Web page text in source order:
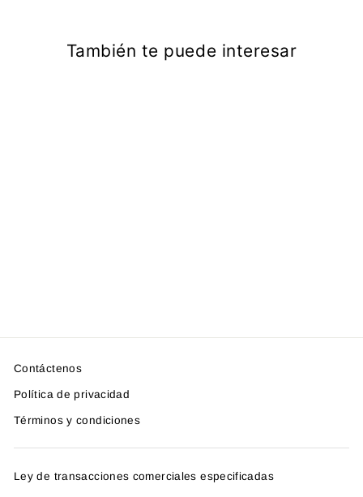
También te puede interesar
Contáctenos
Política de privacidad
Términos y condiciones
Ley de transacciones comerciales especificadas